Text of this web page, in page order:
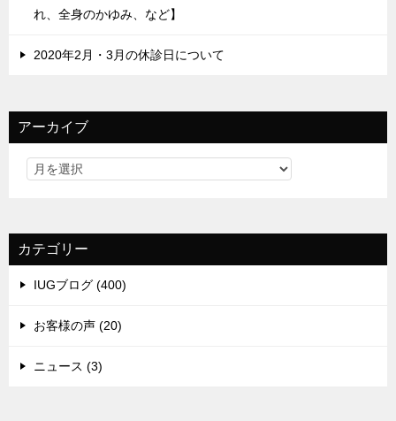
れ、全身のかゆみ、など】
2020年2月・3月の休診日について
アーカイブ
カテゴリー
IUGブログ (400)
お客様の声 (20)
ニュース (3)